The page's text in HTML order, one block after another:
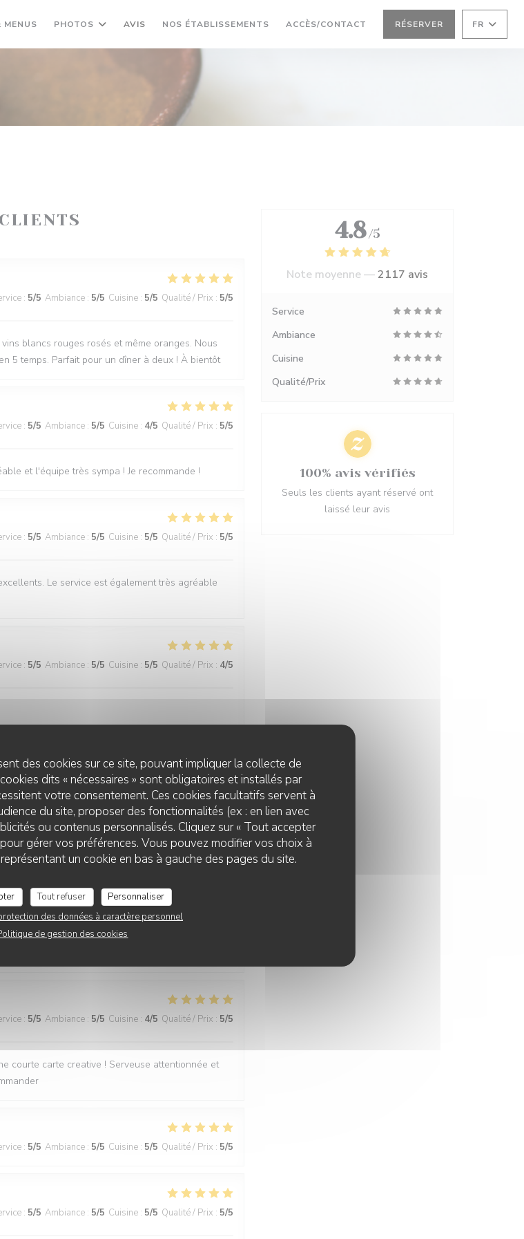
des cookies sur ce site, pouvant impliquer la collecte de
dits « nécessaires » sont obligatoires et installés par
votre consentement. Ces cookies facultatifs servent à
du site, proposer des fonctionnalités (ex : en lien avec
ou contenus personnalisés. Cliquez sur « Tout accepter
gérer vos préférences. Vous pouvez modifier vos choix à
un cookie en bas à gauche des pages du site.
Tout refuser
Personnaliser
des données à caractère personnel
de gestion des cookies
MENUS PHOTOS AVIS NOS ÉTABLISSEMENTS ACCÈS/CONTACT RÉSERVER FR
: 5/5 Ambiance : 5/5 Cuisine : 5/5 Qualité / Prix : 5/5
blancs rouges rosés et même oranges. Nous
5 temps. Parfait pour un dîner à deux ! À bientôt
: 5/5 Ambiance : 5/5 Cuisine : 4/5 Qualité / Prix : 5/5
et l'équipe très sympa ! Je recommande !
: 5/5 Ambiance : 5/5 Cuisine : 5/5 Qualité / Prix : 5/5
Le service est également très agréable
: 5/5 Ambiance : 5/5 Cuisine : 5/5 Qualité / Prix : 4/5
: 4/5 Ambiance: 5/5 Cuisine : 5/5 Qualité / Prix: 4 /5
: 5/5 Ambiance:4 /5 Cuisine:5/5 Qualité / Prix
: 5/5 Ambiance : 5/5 Cuisine : 4/5 Qualité / Prix : 5/5
courte carte creative ! Serveuse attentionnée et
: 5/5 Ambiance : 5/5 Cuisine : 5/5 Qualité / Prix : 5/5
: 5/5 Ambiance : 5/5 Cuisine : 5/5 Qualité / Prix : 5/5
4.8 /5
Note moyenne —2117 avis
Service
Ambiance
Cuisine
Qualité/Prix
100% avis vérifiés
Seuls les clients ayant réservé ont
laissé leur avis